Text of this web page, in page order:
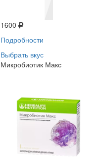
1600
Подробности
Выбрать вкус
Микробиотик Макс